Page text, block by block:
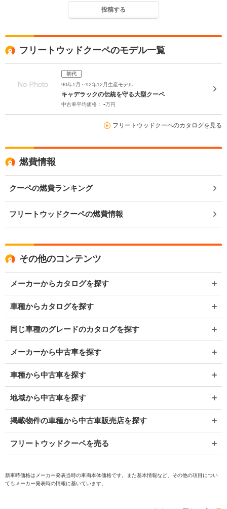
投稿する
フリートウッドクーペのモデル一覧
初代
90年1月～92年12月生産モデル
キャデラックの伝統を守る大型クーペ
中古車平均価格： -万円
フリートウッドクーペのカタログを見る
燃費情報
クーペの燃費ランキング
フリートウッドクーペの燃費情報
その他のコンテンツ
メーカーからカタログを探す
車種からカタログを探す
同じ車種のグレードのカタログを探す
メーカーから中古車を探す
車種から中古車を探す
地域から中古車を探す
掲載物件の車種から中古車販売店を探す
フリートウッドクーペを売る
新車時価格はメーカー発表当時の車両本体価格です。また基本情報など、その他の項目につい
てもメーカー発表時の情報に基いています。